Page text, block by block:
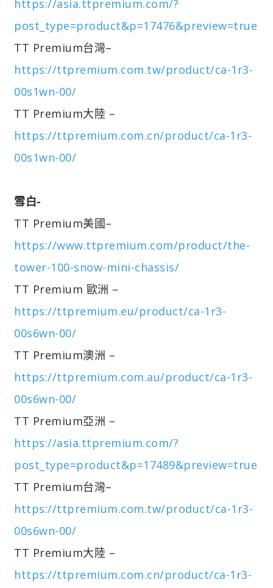
https://asia.ttpremium.com/?
post_type=product&p=17476&preview=true
TT Premium台灣–
https://ttpremium.com.tw/product/ca-1r3-
00s1wn-00/
TT Premium大陸 –
https://ttpremium.com.cn/product/ca-1r3-
00s1wn-00/
雪白-
TT Premium美國–
https://www.ttpremium.com/product/the-
tower-100-snow-mini-chassis/
TT Premium 歐洲 –
https://ttpremium.eu/product/ca-1r3-
00s6wn-00/
TT Premium澳洲 –
https://ttpremium.com.au/product/ca-1r3-
00s6wn-00/
TT Premium亞洲 –
https://asia.ttpremium.com/?
post_type=product&p=17489&preview=true
TT Premium台灣–
https://ttpremium.com.tw/product/ca-1r3-
00s6wn-00/
TT Premium大陸 –
https://ttpremium.com.cn/product/ca-1r3-